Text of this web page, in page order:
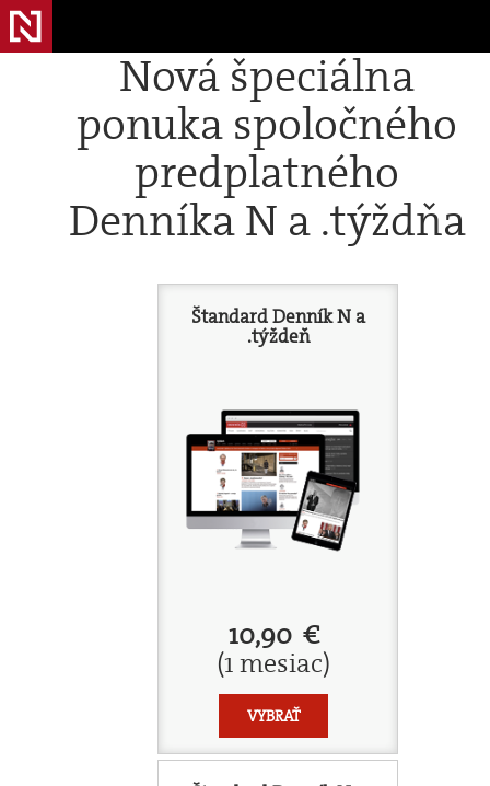
Nová špeciálna
ponuka spoločného
predplatného
Denníka N a .týždňa
Štandard Denník N a
.týždeň
10,90 €
(1 mesiac)
VYBRAŤ